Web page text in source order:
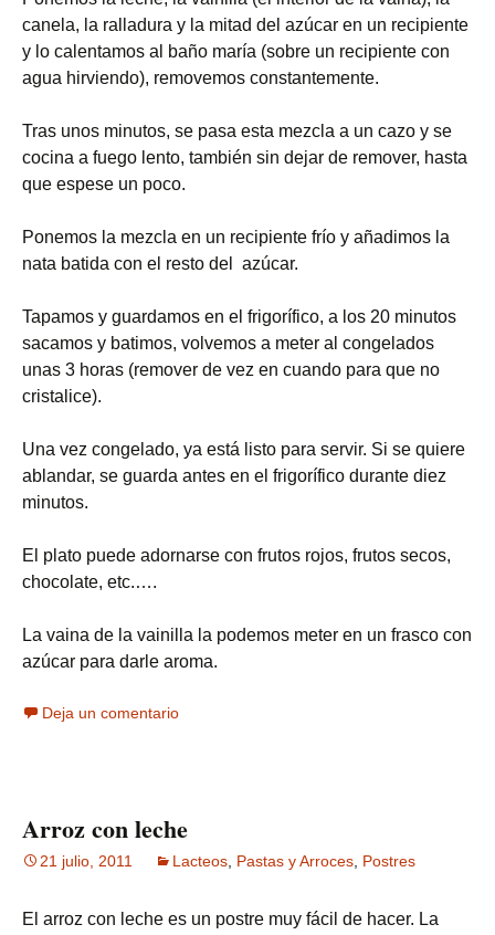
canela, la ralladura y la mitad del azúcar en un recipiente
y lo calentamos al baño maría (sobre un recipiente con
agua hirviendo), removemos constantemente.
Tras unos minutos, se pasa esta mezcla a un cazo y se
cocina a fuego lento, también sin dejar de remover, hasta
que espese un poco.
Ponemos la mezcla en un recipiente frío y añadimos la
nata batida con el resto del azúcar.
Tapamos y guardamos en el frigorífico, a los 20 minutos
sacamos y batimos, volvemos a meter al congelados
unas 3 horas (remover de vez en cuando para que no
cristalice).
Una vez congelado, ya está listo para servir. Si se quiere
ablandar, se guarda antes en el frigorífico durante diez
minutos.
El plato puede adornarse con frutos rojos, frutos secos,
chocolate, etc.….
La vaina de la vainilla la podemos meter en un frasco con
azúcar para darle aroma.
Deja un comentario
Arroz con leche
21 julio, 2011 Lacteos Pastas y Arroces Postres
El arroz con leche es un postre muy fácil de hacer. La